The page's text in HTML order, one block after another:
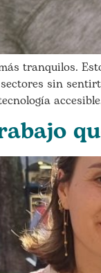
tranquilos.
sin